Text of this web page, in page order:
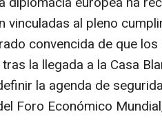
vinculadas al pleno
convencida de que
la llegada a la Casa
la agenda de
Foro Económico